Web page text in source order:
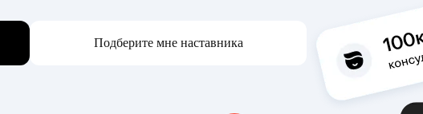
Подберите мне наставника